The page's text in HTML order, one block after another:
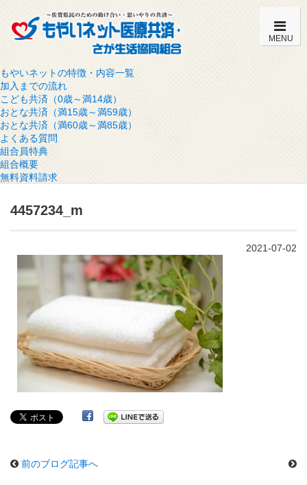
MENU
もやいネットの特徴・内容一覧
加入までの流れ
こども共済（0歳～満14歳）
おとな共済（満15歳～満59歳）
おとな共済（満60歳～満85歳）
よくある質問
組合員特典
組合概要
無料資料請求
4457234_m
2021-07-02
前のブログ記事へ